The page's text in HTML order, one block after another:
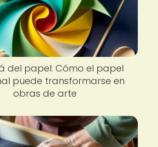
del papel: Cómo el papel
puede transformarse en
obras de arte